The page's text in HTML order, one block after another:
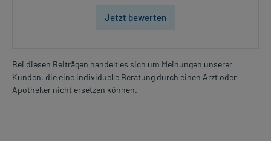
Jetzt bewerten
Bei diesen Beiträgen handelt es sich um Meinungen unserer
Kunden, die eine individuelle Beratung durch einen Arzt oder
Apotheker nicht ersetzen können.